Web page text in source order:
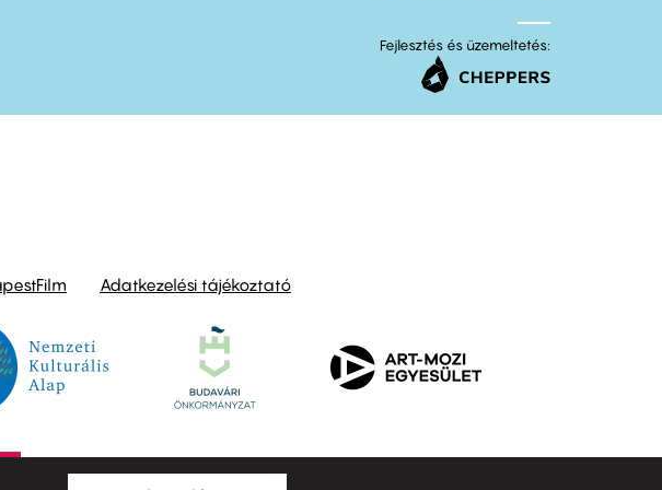
Fejlesztés és üzemeltetés:
Adatkezelési tájékoztató